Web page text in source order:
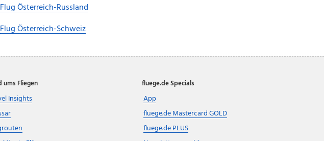
Flug Österreich-Russland
Flug Österreich-Schweiz